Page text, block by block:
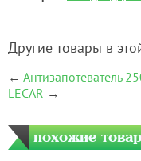
Другие товары в
← Антизапотеватель
LECAR →
похожие